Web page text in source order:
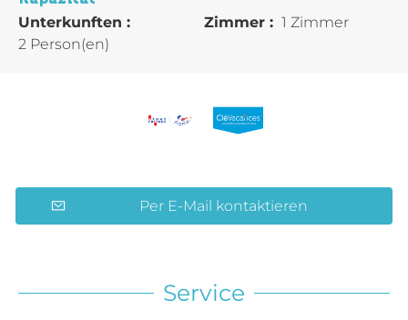
Unterkunften :
2 Person(en)
Zimmer : 1 Zimmer
Per E-Mail kontaktieren
Service